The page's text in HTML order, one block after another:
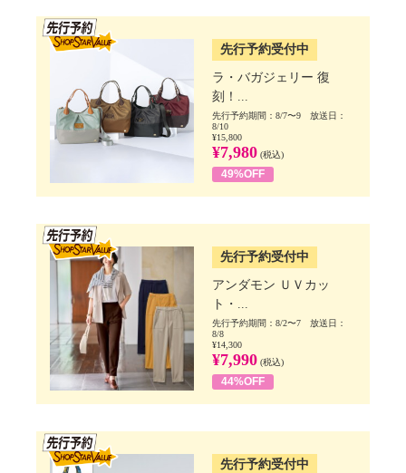
先行予約受付中
ラ・バガジェリー 復
刻！...
先行予約期間：8/7〜9 放送日：
8/10
¥15,800
¥7,980 (税込)
49%OFF
先行予約受付中
アンダモン ＵＶカッ
ト・...
先行予約期間：8/2〜7 放送日：
8/8
¥14,300
¥7,990 (税込)
44%OFF
先行予約受付中